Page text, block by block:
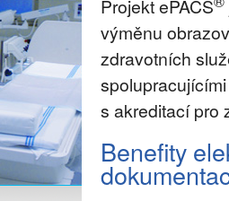
Projekt ePACS
výměnu
zdravotních
s akreditací pro
Benefity